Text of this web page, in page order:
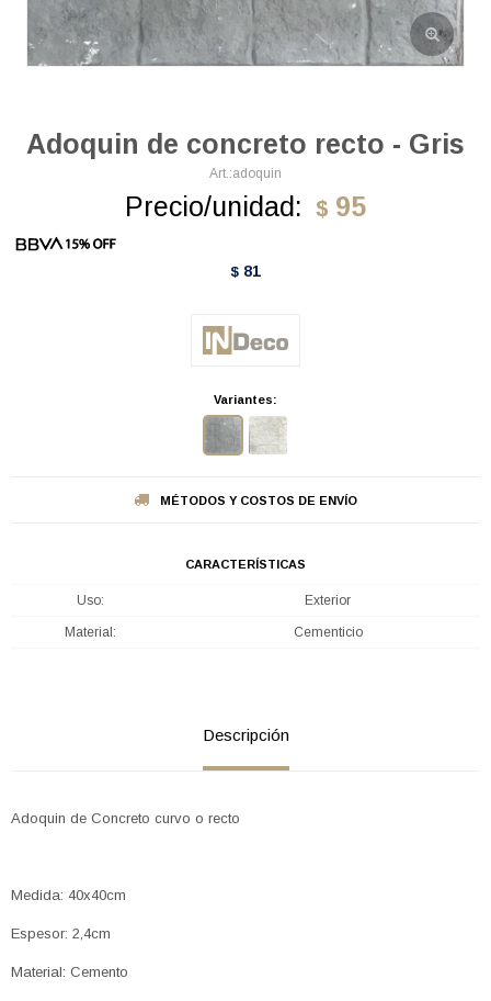
Adoquin de concreto recto - Gris
adoquin
Precio/unidad: $ 95
$ 81
Variantes:
MÉTODOS Y COSTOS DE ENVÍO
CARACTERÍSTICAS
Uso Exterior
Material Cementicio
Descripción
Adoquin de Concreto curvo o recto
Medida: 40x40cm
Espesor: 2,4cm
Material: Cemento